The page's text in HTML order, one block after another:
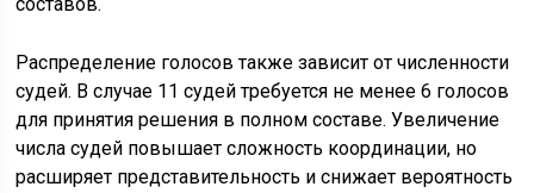
Распределение голосов также зависит от численности
судей. В случае 11 судей требуется не менее 6 голосов
для принятия решения в полном составе. Увеличение
числа судей повышает сложность координации, но
расширяет представительность и снижает вероятность